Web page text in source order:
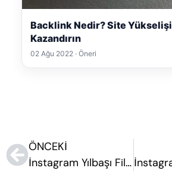
Backlink Nedir? Site
Kazandırın
02 Ağu 2022 · Öneri
ÖNCEKI
İnstagram Yılbaşı Filtreleri ile Eğlenceye Katılın